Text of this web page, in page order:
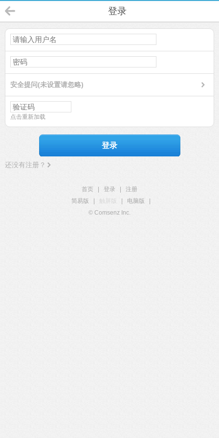
登录
安全提问(未设置请忽略)
点击重新加载
登录
还没有注册？
首页 登录
注册
简易版
触屏版 电脑版
© Comsenz Inc.